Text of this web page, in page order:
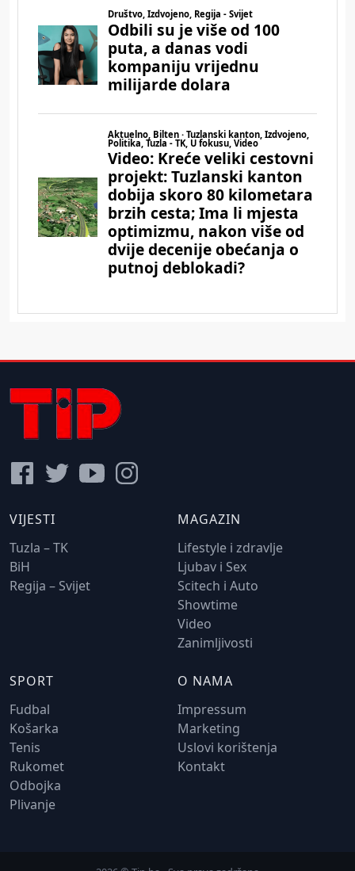
VIJESTI
Tuzla – TK
BiH
Regija – Svijet
MAGAZIN
Lifestyle i zdravlje
Ljubav i Sex
Scitech i Auto
Showtime
Video
Zanimljivosti
SPORT
Fudbal
Košarka
Tenis
Rukomet
Odbojka
Plivanje
O NAMA
Impressum
Marketing
Uslovi korištenja
Kontakt